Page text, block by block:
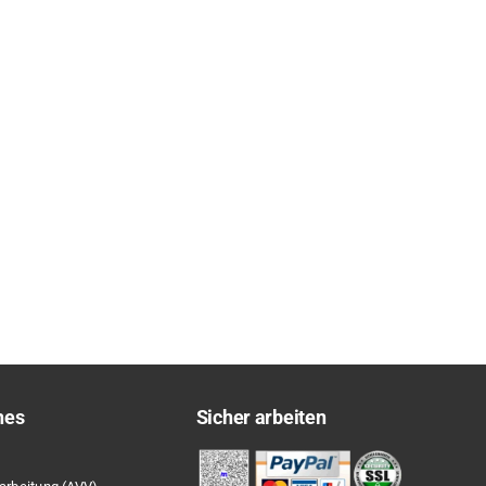
Sicher arbeiten